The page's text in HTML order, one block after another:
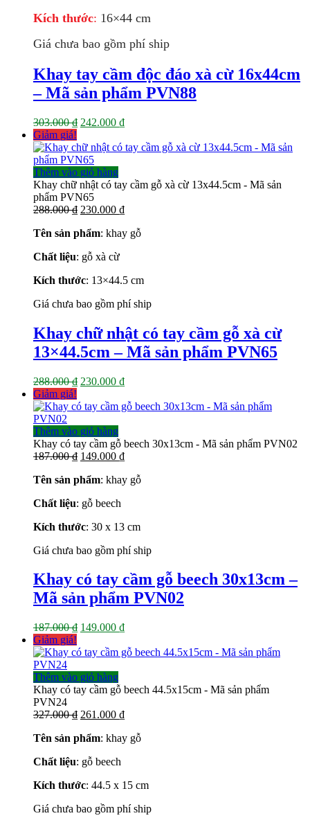
Kích thước: 16×44 cm
Giá chưa bao gồm phí ship
Khay tay cầm độc đáo xà cừ 16x44cm
– Mã sản phẩm PVN88
303.000₫ Giá
là:
303.000 ₫.
242.000 ₫Giá
tại
Giảm giá!
Thêm vào giỏ hàng
Khay chữ nhật có tay cầm gỗ xà cừ 13x44.5cm - Mã sản
phẩm PVN65
288.000₫ Giá
là:
230.000 ₫Giá
tại
Tên sản phẩm: khay gỗ
Chất liệu: gỗ xà cừ
Kích thước: 13×44.5 cm
Giá chưa bao gồm phí ship
Khay chữ nhật có tay cầm gỗ xà cừ
13×44.5cm – Mã sản phẩm PVN65
288.000₫ Giá
là:
230.000 ₫Giá
tại
Giảm giá!
Thêm vào giỏ hàng
Khay có tay cầm gỗ beech 30x13cm - Mã sản phẩm PVN02
187.000₫ Giá
là:
149.000 ₫Giá
tại
Tên sản phẩm: khay gỗ
Chất liệu: gỗ beech
Kích thước: 30 x 13 cm
Giá chưa bao gồm phí ship
Khay có tay cầm gỗ beech 30x13cm –
Mã sản phẩm PVN02
187.000₫ Giá
là:
149.000 ₫Giá
tại
Giảm giá!
Thêm vào giỏ hàng
Khay có tay cầm gỗ beech 44.5x15cm - Mã sản phẩm
PVN24
327.000₫ Giá
là:
261.000 ₫Giá
tại
Tên sản phẩm: khay gỗ
Chất liệu: gỗ beech
Kích thước: 44.5 x 15 cm
Giá chưa bao gồm phí ship